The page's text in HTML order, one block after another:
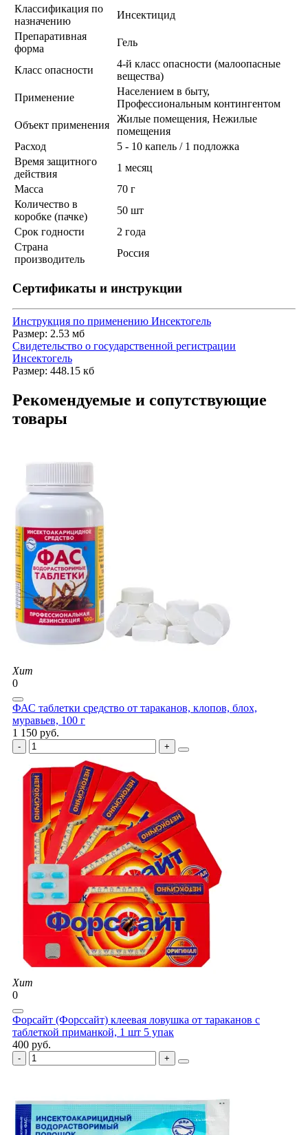
Классификация по
назначению
Инсектицид
Препаративная
форма
Гель
Класс опасности
4-й класс опасности (малоопасные
вещества)
Применение
Населением в быту,
Профессиональным контингентом
Объект применения
Жилые помещения, Нежилые
помещения
Расход
5 - 10 капель / 1 подложка
Время защитного
действия
1 месяц
Масса
70 г
Количество в
коробке (пачке)
50 шт
Срок годности
2 года
Страна
производитель
Россия
Сертификаты и инструкции
Инструкция по применению Инсектогель
Размер: 2.53 мб
Свидетельство о государственной регистрации
Инсектогель
Размер: 448.15 кб
Рекомендуемые и сопутствующие
товары
Хит
0
ФАС таблетки средство от тараканов, клопов, блох,
муравьев, 100 г
1 150 руб.
Хит
0
Форсайт (Форссайт) клеевая ловушка от тараканов с
таблеткой приманкой, 1 шт 5 упак
400 руб.